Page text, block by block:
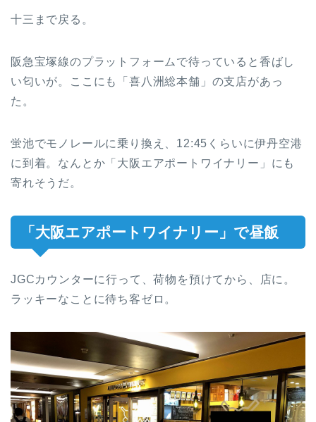
十三まで戻る。
阪急宝塚線のプラットフォームで待っていると香ばし
い匂いが。ここにも「喜八洲総本舗」の支店があっ
た。
蛍池でモノレールに乗り換え、12:45くらいに伊丹空港
に到着。なんとか「大阪エアポートワイナリー」にも
寄れそうだ。
「大阪エアポートワイナリー」で昼飯
JGCカウンターに行って、荷物を預けてから、店に。
ラッキーなことに待ち客ゼロ。